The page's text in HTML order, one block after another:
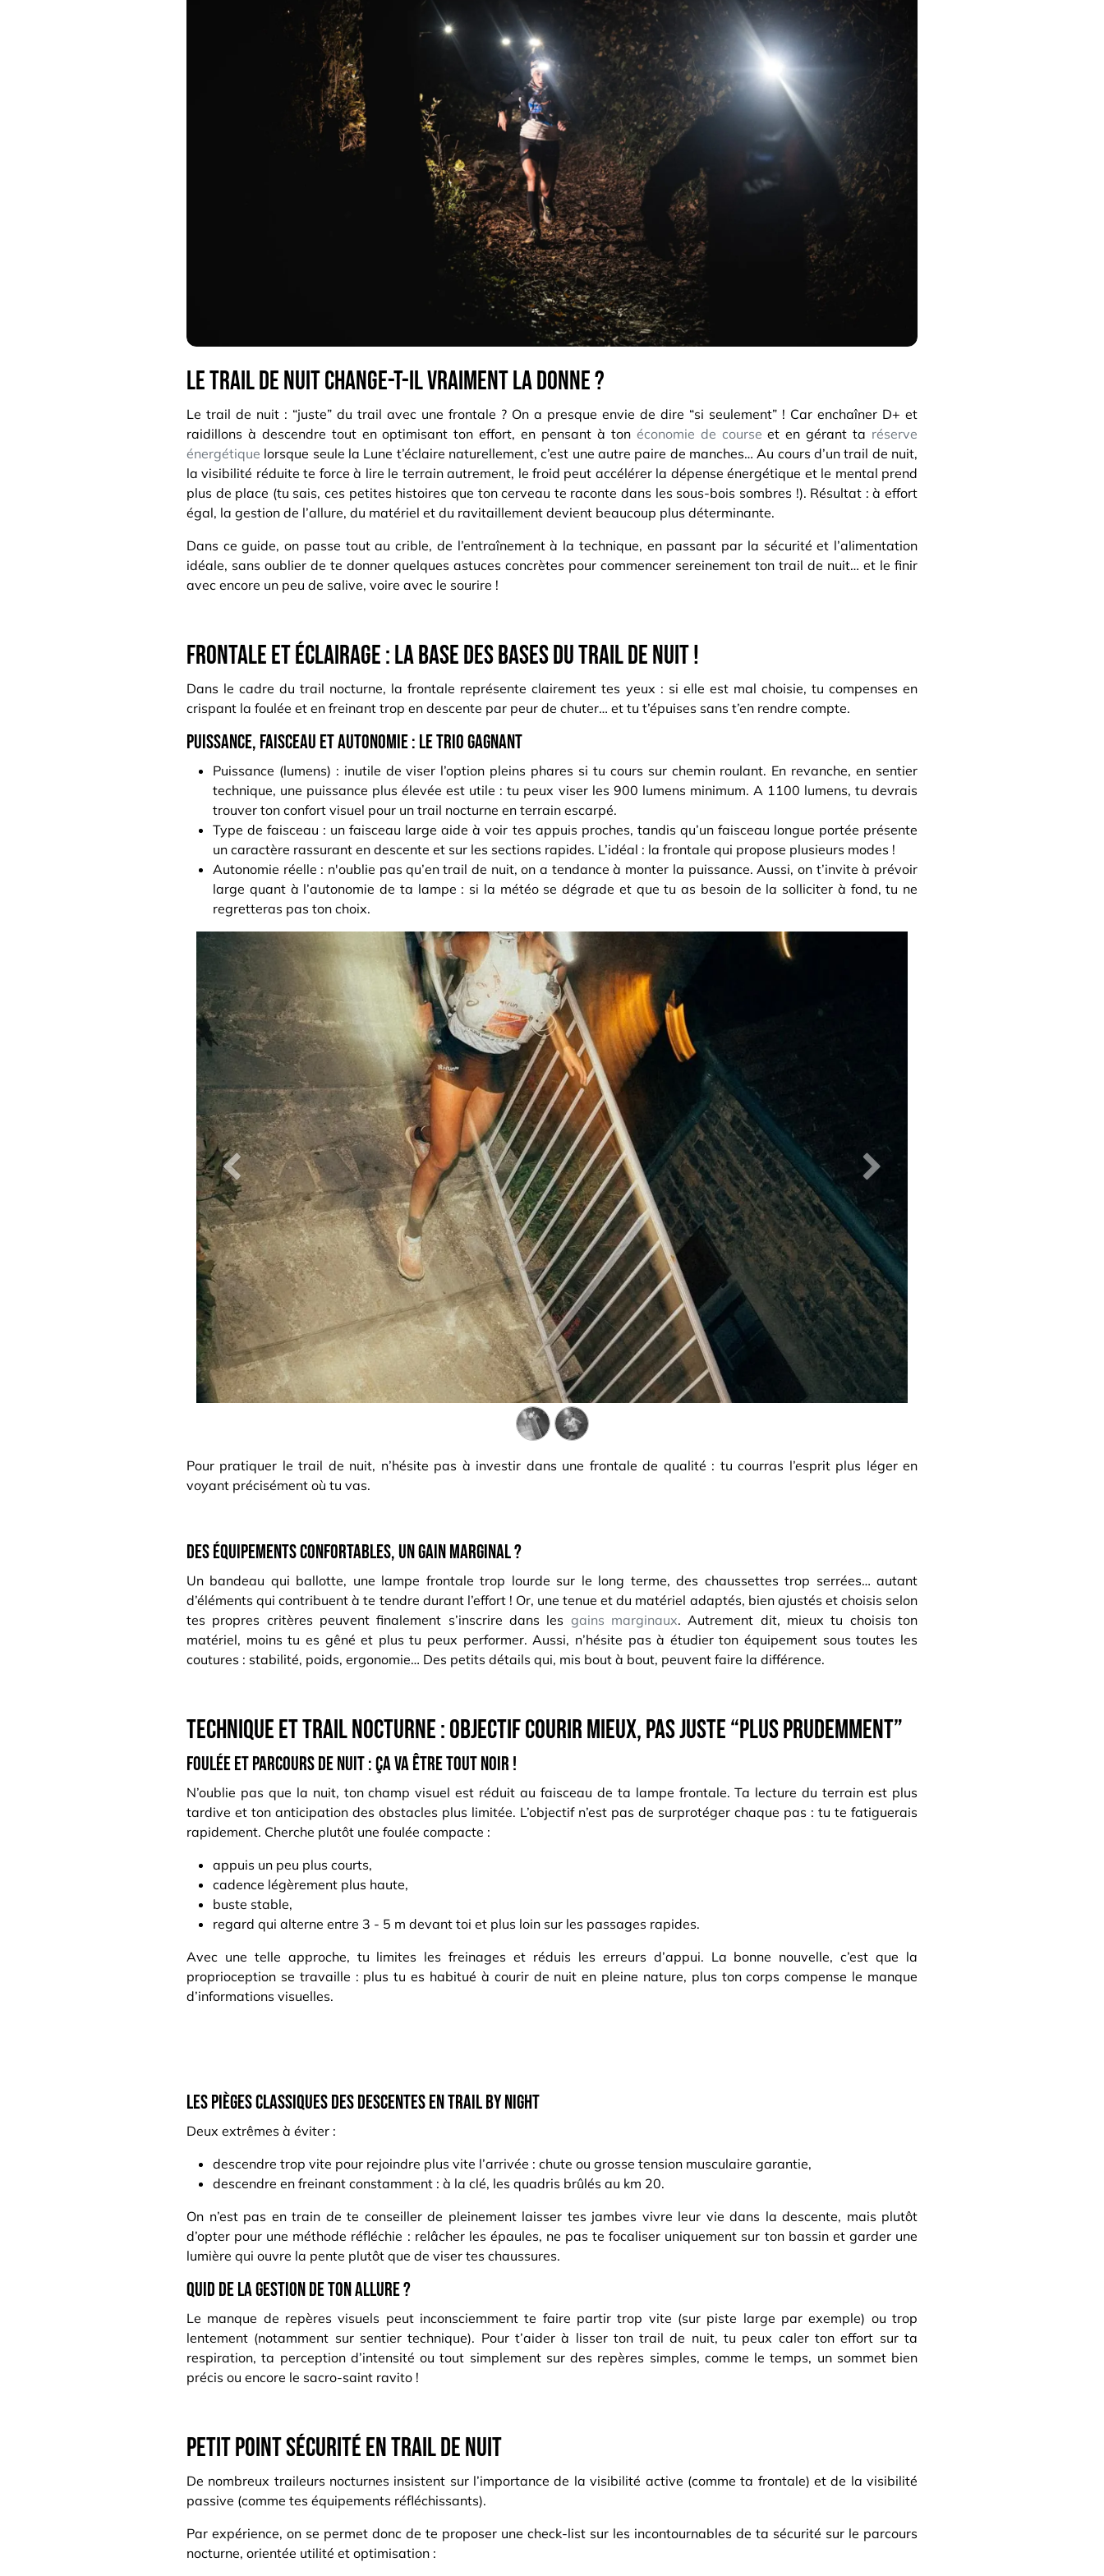
Le trail de nuit change-t-il vraiment la donne ?
Le trail de nuit : “juste” du trail avec une frontale ? On a presque envie de dire “si seulement” ! Car enchaîner D+ et
raidillons à descendre tout en optimisant ton effort, en pensant à ton économie de course et en gérant ta réserve
énergétique lorsque seule la Lune t’éclaire naturellement, c’est une autre paire de manches… Au cours d’un trail de nuit,
la visibilité réduite te force à lire le terrain autrement, le froid peut accélérer la dépense énergétique et le mental prend
plus de place (tu sais, ces petites histoires que ton cerveau te raconte dans les sous-bois sombres !). Résultat : à effort
égal, la gestion de l’allure, du matériel et du ravitaillement devient beaucoup plus déterminante.
Dans ce guide, on passe tout au crible, de l’entraînement à la technique, en passant par la sécurité et l’alimentation
idéale, sans oublier de te donner quelques astuces concrètes pour commencer sereinement ton trail de nuit… et le finir
avec encore un peu de salive, voire avec le sourire !
Frontale et éclairage : la base des bases du trail de nuit !
Dans le cadre du trail nocturne, la frontale représente clairement tes yeux : si elle est mal choisie, tu compenses en
crispant la foulée et en freinant trop en descente par peur de chuter… et tu t’épuises sans t’en rendre compte.
Puissance, faisceau et autonomie : le trio gagnant
Puissance (lumens) : inutile de viser l’option pleins phares si tu cours sur chemin roulant. En revanche, en sentier
technique, une puissance plus élevée est utile : tu peux viser les 900 lumens minimum. A 1100 lumens, tu devrais
trouver ton confort visuel pour un trail nocturne en terrain escarpé.
Type de faisceau : un faisceau large aide à voir tes appuis proches, tandis qu’un faisceau longue portée présente
un caractère rassurant en descente et sur les sections rapides. L’idéal : la frontale qui propose plusieurs modes !
Autonomie réelle : n'oublie pas qu’en trail de nuit, on a tendance à monter la puissance. Aussi, on t’invite à prévoir
large quant à l’autonomie de ta lampe : si la météo se dégrade et que tu as besoin de la solliciter à fond, tu ne
regretteras pas ton choix.
Précedent Suivant
Pour pratiquer le trail de nuit, n’hésite pas à investir dans une frontale de qualité : tu courras l’esprit plus léger en
voyant précisément où tu vas.
Des équipements confortables, un gain marginal ?
Un bandeau qui ballotte, une lampe frontale trop lourde sur le long terme, des chaussettes trop serrées… autant
d’éléments qui contribuent à te tendre durant l’effort ! Or, une tenue et du matériel adaptés, bien ajustés et choisis selon
tes propres critères peuvent finalement s’inscrire dans les gains marginaux. Autrement dit, mieux tu choisis ton
matériel, moins tu es gêné et plus tu peux performer. Aussi, n’hésite pas à étudier ton équipement sous toutes les
coutures : stabilité, poids, ergonomie… Des petits détails qui, mis bout à bout, peuvent faire la différence.
Technique et trail nocturne : objectif courir mieux, pas juste “plus prudemment”
Foulée et parcours de nuit : ça va être tout noir !
N’oublie pas que la nuit, ton champ visuel est réduit au faisceau de ta lampe frontale. Ta lecture du terrain est plus
tardive et ton anticipation des obstacles plus limitée. L’objectif n’est pas de surprotéger chaque pas : tu te fatiguerais
rapidement. Cherche plutôt une foulée compacte :
appuis un peu plus courts,
cadence légèrement plus haute,
buste stable,
regard qui alterne entre 3 - 5 m devant toi et plus loin sur les passages rapides.
Avec une telle approche, tu limites les freinages et réduis les erreurs d’appui. La bonne nouvelle, c’est que la
proprioception se travaille : plus tu es habitué à courir de nuit en pleine nature, plus ton corps compense le manque
d’informations visuelles.
Les pièges classiques des descentes en trail by night
Deux extrêmes à éviter :
descendre trop vite pour rejoindre plus vite l’arrivée : chute ou grosse tension musculaire garantie,
descendre en freinant constamment : à la clé, les quadris brûlés au km 20.
On n’est pas en train de te conseiller de pleinement laisser tes jambes vivre leur vie dans la descente, mais plutôt
d’opter pour une méthode réfléchie : relâcher les épaules, ne pas te focaliser uniquement sur ton bassin et garder une
lumière qui ouvre la pente plutôt que de viser tes chaussures.
Quid de la gestion de ton allure ?
Le manque de repères visuels peut inconsciemment te faire partir trop vite (sur piste large par exemple) ou trop
lentement (notamment sur sentier technique). Pour t’aider à lisser ton trail de nuit, tu peux caler ton effort sur ta
respiration, ta perception d’intensité ou tout simplement sur des repères simples, comme le temps, un sommet bien
précis ou encore le sacro-saint ravito !
Petit point sécurité en trail de nuit
De nombreux traileurs nocturnes insistent sur l’importance de la visibilité active (comme ta frontale) et de la visibilité
passive (comme tes équipements réfléchissants).
Par expérience, on se permet donc de te proposer une check-list sur les incontournables de ta sécurité sur le parcours
nocturne, orientée utilité et optimisation :